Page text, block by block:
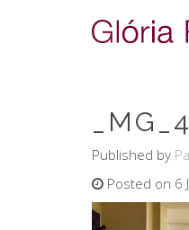
Published by
Posted on 6